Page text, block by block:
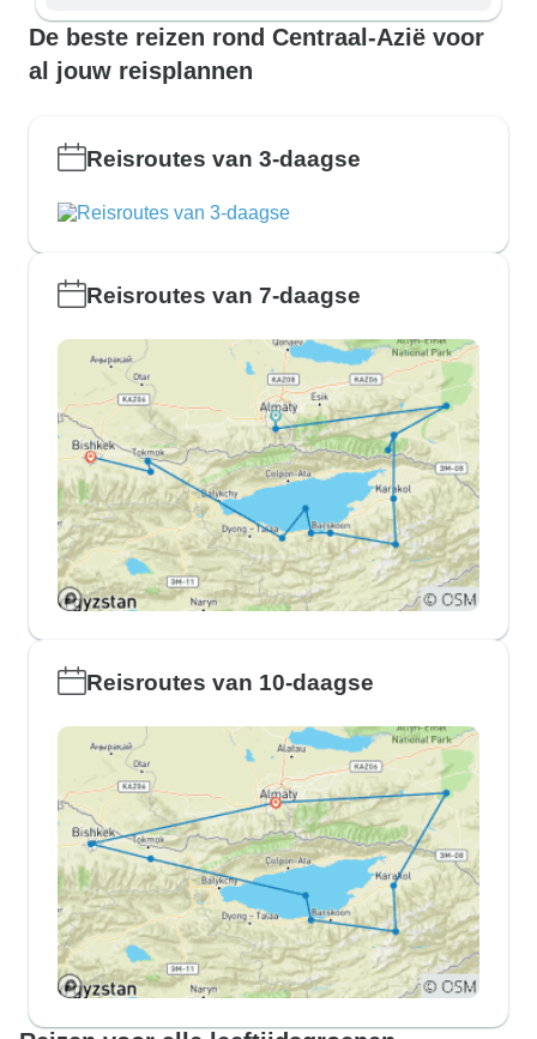
De beste reizen rond Centraal-Azië voor
al jouw reisplannen
Reisroutes van 3-daagse
Reisroutes van 7-daagse
Reisroutes van 10-daagse